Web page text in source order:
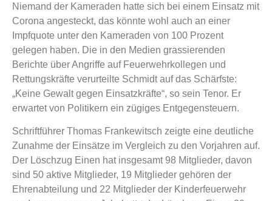
Niemand der Kameraden hatte sich bei einem Einsatz mit
Corona angesteckt, das könnte wohl auch an einer
Impfquote unter den Kameraden von 100 Prozent
gelegen haben. Die in den Medien grassierenden
Berichte über Angriffe auf Feuerwehrkollegen und
Rettungskräfte verurteilte Schmidt auf das Schärfste:
„Keine Gewalt gegen Einsatzkräfte“, so sein Tenor. Er
erwartet von Politikern ein zügiges Entgegensteuern.
Schriftführer Thomas Frankewitsch zeigte eine deutliche
Zunahme der Einsätze im Vergleich zu den Vorjahren auf.
Der Löschzug Einen hat insgesamt 98 Mitglieder, davon
sind 50 aktive Mitglieder, 19 Mitglieder gehören der
Ehrenabteilung und 22 Mitglieder der Kinderfeuerwehr